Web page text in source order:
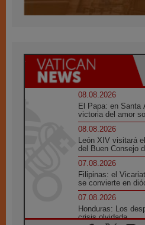
08.08.2026
El Papa: en Santa
victoria del amor
08.08.2026
León XIV visitará
del Buen Consejo
07.08.2026
Filipinas: el
se convierte en
07.08.2026
Honduras: Los
crisis olvidada